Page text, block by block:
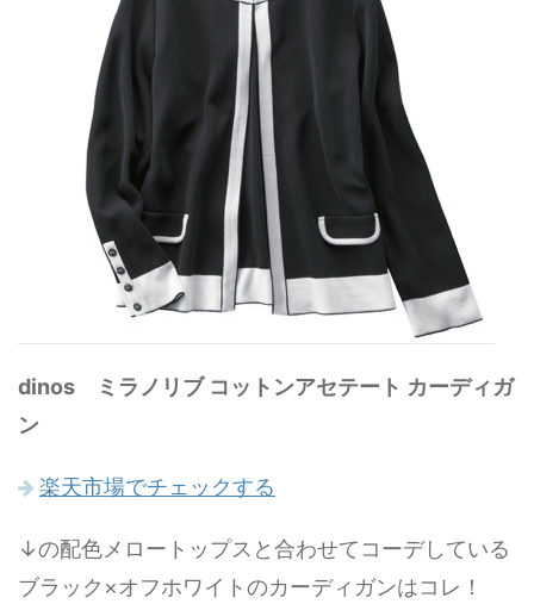
dinos ミラノリブ コットンアセテート カーディガ
ン
楽天市場でチェックする
↓の配色メロートップスと合わせてコーデしている
ブラック×オフホワイトのカーディガンはコレ！